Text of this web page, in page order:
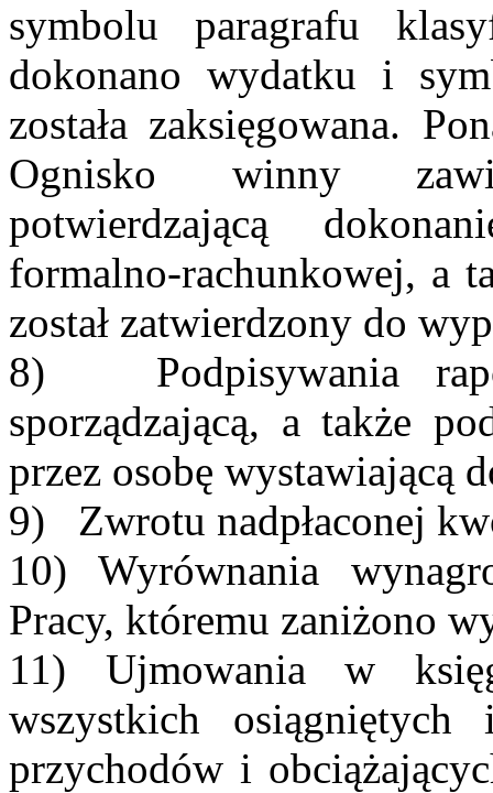
symbolu paragrafu
dokonano wydatku i
została zaksięgowana.
Ognisko winny
potwierdzającą
formalno-rachunkowej, a
został zatwierdzony do
8) Podpisywania
sporządzającą, a także
przez osobę wystawiającą
9) Zwrotu nadpłaconej
10) Wyrównania
Pracy, któremu zaniżono
11) Ujmowania w
wszystkich
przychodów i